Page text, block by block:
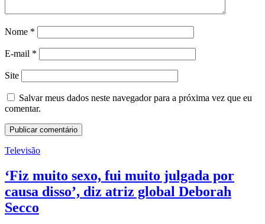
Nome *
E-mail *
Site
Salvar meus dados neste navegador para a próxima vez que eu
comentar.
Televisão
‘Fiz muito sexo, fui muito julgada por
causa disso’, diz atriz global Deborah
Secco